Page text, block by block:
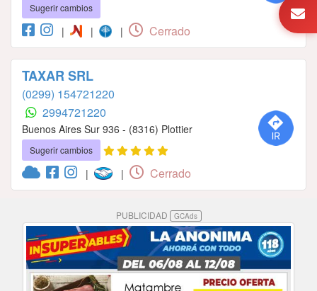
Sugerir cambios
| | | Cerrado
TAXAR SRL
(0299) 154721220
2994721220
Buenos Aires Sur 936 - (8316) Plottier
Sugerir cambios
| | Cerrado
PUBLICIDAD GCAds